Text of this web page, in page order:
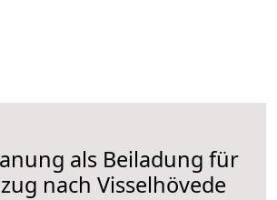
als Beiladung für
nach Visselhövede